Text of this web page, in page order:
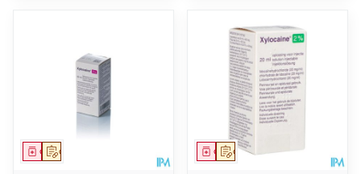
Op voorschrift
Geneesmiddel Op voorschrift
Geneesmiddel